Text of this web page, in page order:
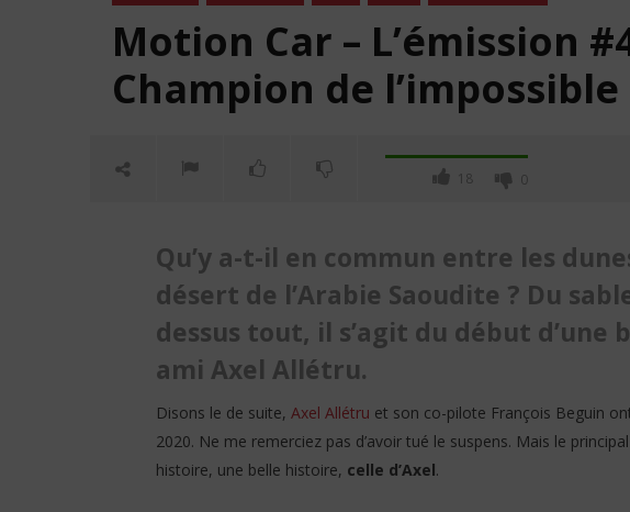
Motion Car – L’émission
Champion de l’impossible
18 0
NOW VIEWING
Motion Car – L’émission #4 :
Axel Allétru, le Champion de
C'était une urgence
Croix Rouge
Qu’y a-t-il en commun entre les
désert de l’Arabie Saoudite ? Du
dessus tout, il s’agit du début
ami Axel Allétru.
Disons le de suite, Axel Allétru et son co-pilote François Beguin
2020. Ne me remerciez pas d’avoir tué le suspens. Mais le
histoire, une belle histoire, celle d’Axel.